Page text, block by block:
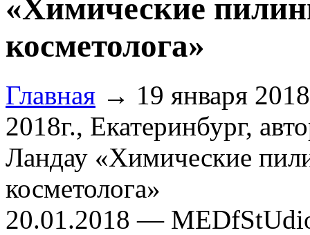
«Химические
косметолога»
Главная → 19 января
2018г., Екатеринбург,
Ландау «Химические
косметолога»
20.01.2018 —